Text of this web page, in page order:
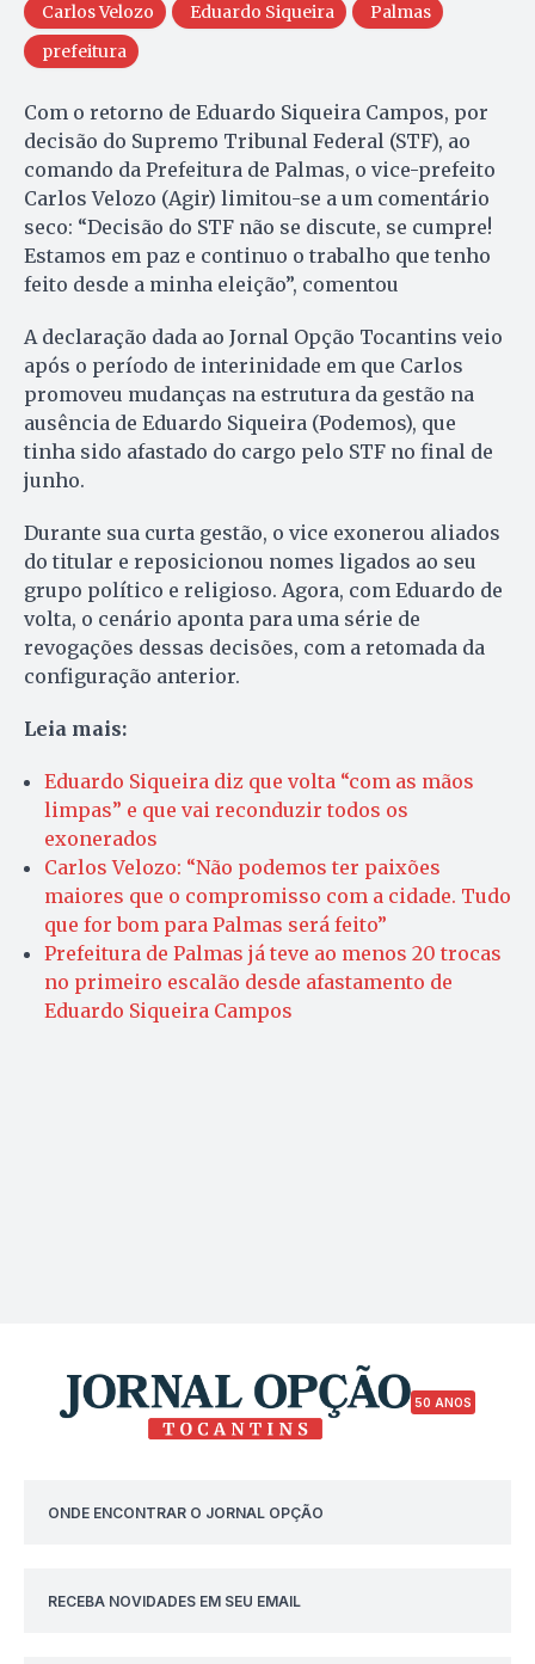
Carlos Velozo Eduardo Siqueira
Palmas
prefeitura
Com o retorno de Eduardo Siqueira Campos, por
decisão do Supremo Tribunal Federal (STF), ao
comando da Prefeitura de Palmas, o vice-prefeito
Carlos Velozo (Agir) limitou-se a um comentário
seco: “Decisão do STF não se discute, se cumpre!
Estamos em paz e continuo o trabalho que tenho
feito desde a minha eleição”, comentou
A declaração dada ao Jornal Opção Tocantins veio
após o período de interinidade em que Carlos
promoveu mudanças na estrutura da gestão na
ausência de Eduardo Siqueira (Podemos), que
tinha sido afastado do cargo pelo STF no final de
junho.
Durante sua curta gestão, o vice exonerou aliados
do titular e reposicionou nomes ligados ao seu
grupo político e religioso. Agora, com Eduardo de
volta, o cenário aponta para uma série de
revogações dessas decisões, com a retomada da
configuração anterior.
Leia mais:
Eduardo Siqueira diz que volta “com as mãos
limpas” e que vai reconduzir todos os
exonerados
Carlos Velozo: “Não podemos ter paixões
maiores que o compromisso com a cidade. Tudo
que for bom para Palmas será feito”
Prefeitura de Palmas já teve ao menos 20 trocas
no primeiro escalão desde afastamento de
Eduardo Siqueira Campos
50 ANOS
ONDE ENCONTRAR O JORNAL OPÇÃO
RECEBA NOVIDADES EM SEU EMAIL